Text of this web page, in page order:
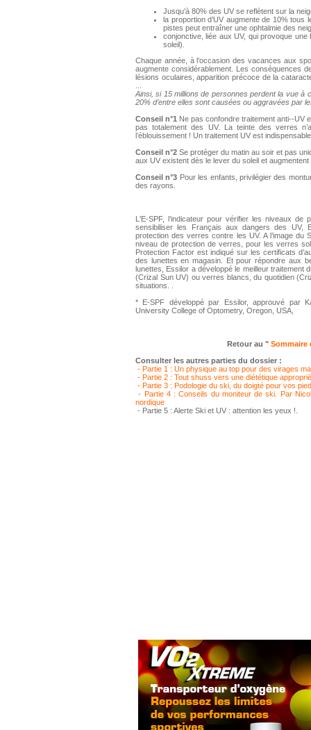
Jusqu’à 80% des UV se reflètent sur la
la proportion d’UV augmente de 10%
pistes peut entraîner une ophtalmie des
conjonctive, liée aux UV, qui provoque une
soleil).
Chaque année, à l’occasion des vacances aux
augmente considérablement. Les conséquences
lésions oculaires, apparition précoce de la
Ainsi, si 15 millions de personnes perdent la vue à
20% d’entre elles sont causées ou aggravées par
Conseil n°1 Ne pas confondre traitement anti-­‐UV
pas totalement des UV. La teinte des verres
l’éblouissement ! Un traitement UV est
Conseil n°2 Se protéger du matin au soir et pas
aux UV existent dès le lever du soleil et
Conseil n°3 Pour les enfants, privilégier des
des rayons.
L'E-SPF, l’indicateur pour vérifier les niveaux
sensibiliser les Français aux dangers des UV,
protection des verres contre les UV. A l’image
niveau de protection de verres, pour les verres
Protection Factor est indiqué sur les certificats
des lunettes en magasin. Et pour répondre aux
lunettes, Essilor a développé le meilleur traitement
(Crizal Sun UV) ou verres blancs, du quotidien
situations. .
* E-SPF développé par Essilor, approuvé par
University College of Optometry, Oregon, USA,
Retour au " Sommaire
Consulter les autres parties du dossier :
- Partie 1 : Un physique au top pour des virages
- Partie 2 : Tout shuss vers une diététique
- Partie 3 : Podologie du ski, du doigté pour vos
- Partie 4 : Conseils du moniteur de ski. Par
nordique
- Partie 5 : Alerte Ski et UV : attention les yeux !.